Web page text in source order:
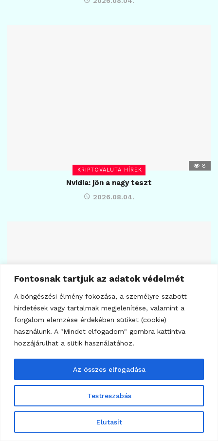
Fontosnak tartjuk az adatok védelmét
A böngészési élmény fokozása, a személyre szabott
hirdetések vagy tartalmak megjelenítése, valamint a
forgalom elemzése érdekében sütiket (cookie)
használunk. A "Mindet elfogadom" gombra kattintva
hozzájárulhat a sütik használatához.
Testreszabás
Elutasít
Az összes elfogadása
KRIPTOVALUTA HÍREK
8
Nvidia: jön a nagy teszt
2026.08.04.
KRIPTO TUDÁSTÁR
301
Mit jelent a tokenizáció, és hogyan használják
azt? A tokenizáció fogalma és alkalmazási
területei
2025.01.17.